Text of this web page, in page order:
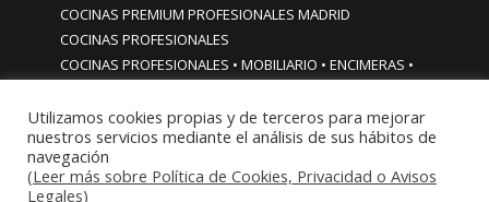
COCINAS PREMIUM PROFESIONALES MADRID
COCINAS PROFESIONALES
COCINAS PROFESIONALES • MOBILIARIO • ENCIMERAS •
DECORATIVOS ACERO INOXIDABLE
COCINAS PROFESIONALES A MEDIDA PERSONALIZADAS PARA
PARTICULARES
COCINAS PROFESIONALES ACERO INOXIDABLE
Utilizamos cookies propias y de terceros para mejorar
nuestros servicios mediante el análisis de sus hábitos de
navegación
(Leer más sobre Política de Cookies, Privacidad o Avisos
Legales)